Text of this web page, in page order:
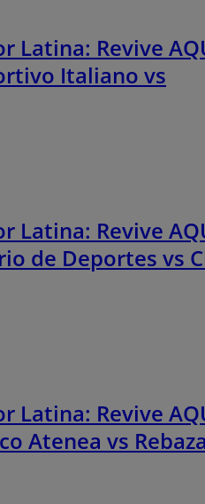
Latina: Revive
Italiano vs
Latina: Revive
de Deportes vs
Latina: Revive
Atenea vs Rebaza